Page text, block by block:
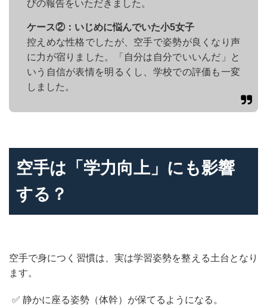
びの報告をいただきました。
ケース②：いじめに悩んでいた小5女子
控えめな性格でしたが、空手で姿勢が良くなり声
に力が宿りました。「自分は自分でいいんだ」と
いう自信が表情を明るくし、学校での評価も一変
しました。
空手は「学力向上」にも影響
する？
空手で身につく習慣は、実は学習姿勢を整える土台となり
ます。
✅ 静かに座る姿勢（体幹）が保てるようになる。